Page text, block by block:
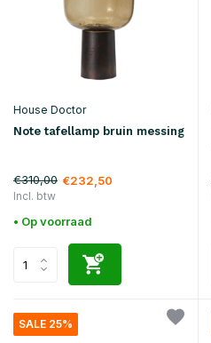
House Doctor
Note tafellamp bruin messing
€310,00 €232,50
Incl. btw
• Op voorraad
SALE 25%